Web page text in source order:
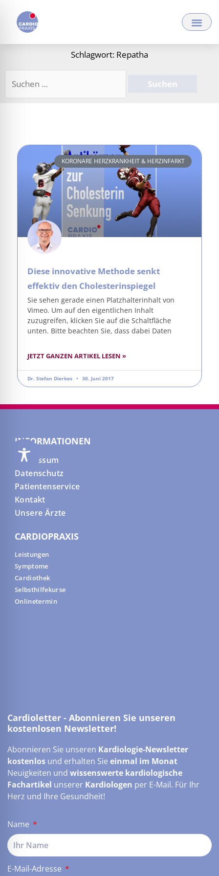
Inhalt
springen
Schlagwort: Repatha
KORONARE HERZKRANKHEIT & HERZINFARKT
Diese innovative Methode senkt
effektiv den Cholesterinspiegel
Sie sehen gerade einen Platzhalterinhalt von
Vimeo. Um auf den eigentlichen Inhalt
zuzugreifen, klicken Sie auf die Schaltfläche
unten. Bitte beachten Sie, dass dabei Daten
JETZT GANZEN ARTIKEL LESEN »
Dr. Stefan Dierkes 30. Juni 2017
INFORMATIONEN
Impressum
Datenschutz
Patientenservice
Kontakt
Unsere Ärzte
CARDIOPRAXIS
Leistungen
Symptome
Cardiothek
Selbsthilfekurse
Onlinetermin
Cardioletter - Abonnieren Sie unseren
kostenlosen Newsletter!
Abonnieren Sie unseren Kardiologie-Newsletter
kostenlos und erhalten Sie einmal im Monat
Neuigkeiten und wissenswerte kardiologische
Fachartikel unserer Kardiologen per E-Mail. Für Ihr
Herz und Ihre Gesundheit!
Name
E-Mail-Adresse